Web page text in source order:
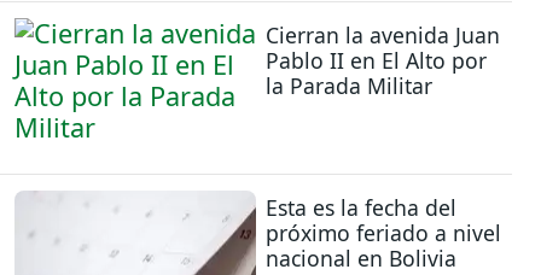
Cierran la avenida Juan
Pablo II en El Alto por
la Parada Militar
Esta es la fecha del
próximo feriado a nivel
nacional en Bolivia